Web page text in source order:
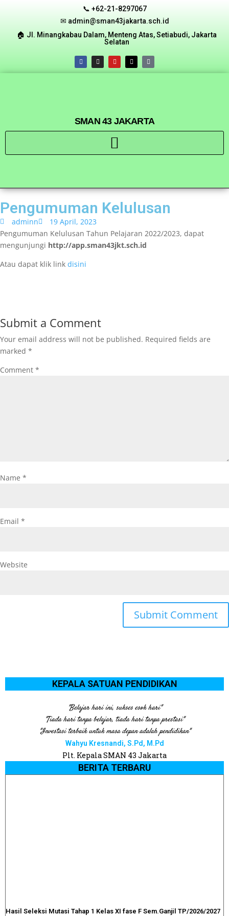
📞 +62-21-8297067
✉ admin@sman43jakarta.sch.id
🏠︎ Jl. Minangkabau Dalam, Menteng Atas, Setiabudi, Jakarta
Selatan
SMAN 43 JAKARTA
Pengumuman Kelulusan
adminn
19 April, 2023
Pengumuman Kelulusan Tahun Pelajaran 2022/2023, dapat
mengunjungi http://app.sman43jkt.sch.id
Atau dapat klik link disini
Submit a Comment
Your email address will not be published. Required fields are
marked *
Comment *
Name *
Email *
Website
KEPALA SATUAN PENDIDIKAN
"Belajar hari ini, sukses esok hari"
"Tiada hari tanpa belajar, tiada hari tanpa prestasi"
"Investasi terbaik untuk masa depan adalah pendidikan"
Wahyu Kresnandi, S.Pd, M.Pd
Plt. Kepala SMAN 43 Jakarta
BERITA TERBARU
Hasil Seleksi Mutasi Tahap 1 Kelas XI fase F Sem.Ganjil TP/2026/2027